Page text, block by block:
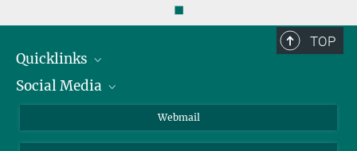
◼
TOP
Quicklinks
IMPRS Graduiertenschule
Social Media
BlueSky
Webmail